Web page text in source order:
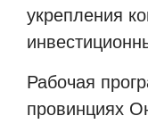
укрепления
Рабочая
провинциях